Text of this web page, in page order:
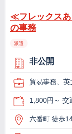
≪フレックス
の事務
派遣
非公開
貿易事務、英
1,800円～ 交
六番町 徒歩